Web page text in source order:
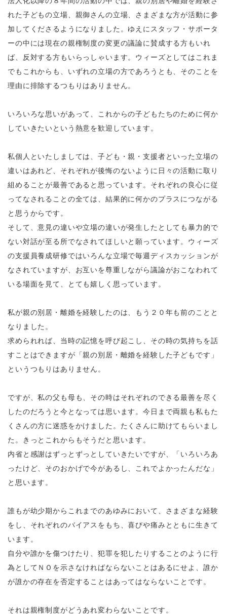
れた子どもの立場、親御さんの立場、さまざまな方が活動に参
加してくださるようになりました。ゆえにスタッフ・サポータ
ーの中には現在の親権制度の変更の議論に賛成する方もいれ
ば、反対する方もいらっしゃいます。ウィーズとしてはこれま
でもこれからも、いずれの立場の方であろうとも、そのことを
理由に排除するつもりはありません。
いろいろな思いがあって、これからの子どもたちのために何か
していきたいという熱意を歓迎しています。
私個人といたしましては、子ども・親・支援者といった立場の
違いはあれど、それぞれが後悔のないように日々の活動に取り
組めることが最善であると思っています。それぞれの良心に従
ってなされることの全ては、結果的に何かのプラスにつながる
と思うからです。
そして、意見の違いや立場の違いが発生したとしても暴力的で
ない対話が至る所でなされてほしいと願っています。ウィーズ
の支援員養成研修ではいろんな立場で毎週ディスカッションが
なされていますが、お互いを尊重しながら議論がおこなわれて
いる場面を見て、とても嬉しく思っています。
私が親の別居・離婚を経験したのは、もう２０年も前のことと
なりました。
求められれば、当時の記憶を呼び起こし、その時の気持ちを話
すことはできますが「親の別居・離婚を経験した子どもです」
というつもりはありません。
ですが、私の父も母も、その時はそれぞれのできる最善を尽く
したのだろうと今となっては思います。今日まで両親も私もた
くさんの方に迷惑をかけました。たくさんに助けてもらいまし
た。きっとこれからもそうだと思います。
内省と感謝はずっとずっとしていきたいですが、「いろいろあ
ったけど、そのおかげで今があるし、これでよかったんだな」
と思います。
誰もが幼少期からこれまでのあゆみにおいて、さまざまな経験
をし、それぞれのバイアスをもち、喜びや痛みとともに生きて
います。
自分や誰かを傷つけたり、犯罪を犯したりすることのように行
為としてＮＯを示さなければならないことはあるにせよ、誰か
が誰かの存在を否定することはあってはならないことです。
それは親権制度がどうあれ変わらないことです。